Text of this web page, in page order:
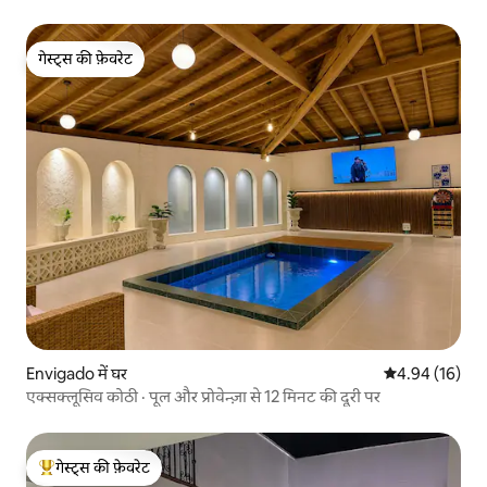
गेस्ट्स की फ़ेवरेट
गेस्ट्स की फ़ेवरेट
Envigado में घर औसत रेटिंग 5 में
4.94 (16)
एक्सक्लूसिव कोठी · पूल और प्रोवेन्ज़ा से 12 मिनट की दूरी पर
गेस्ट्स का टॉप फ़ेवरेट
गेस्ट्स की फ़ेवरेट